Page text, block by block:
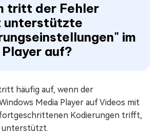
tritt der Fehler
unterstützte
im
auf?
häufig auf, wenn der
Media Player auf Videos mit
Kodierungen trifft,
unterstützt.